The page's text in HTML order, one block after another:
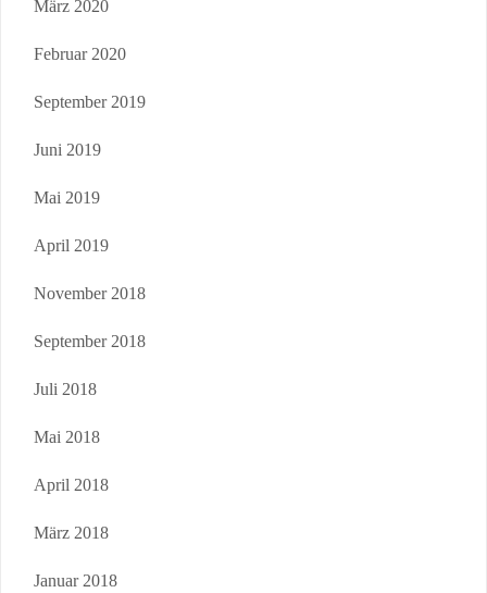
März 2020
Februar 2020
September 2019
Juni 2019
Mai 2019
April 2019
November 2018
September 2018
Juli 2018
Mai 2018
April 2018
März 2018
Januar 2018